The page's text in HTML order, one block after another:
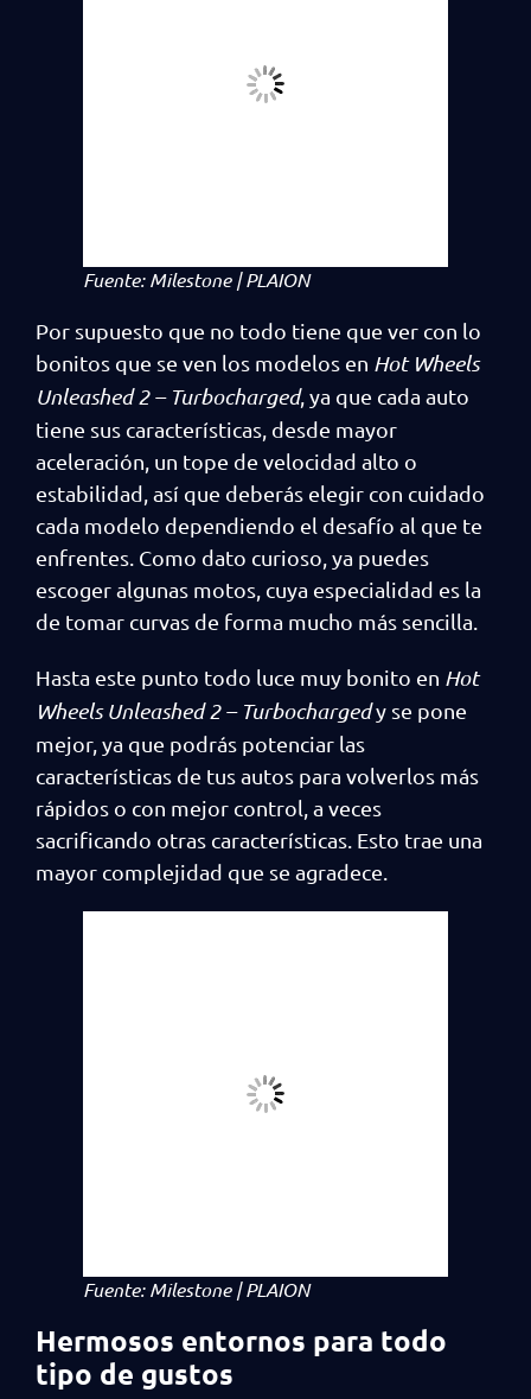
Fuente: Milestone | PLAION
Por supuesto que no todo tiene que ver con lo
bonitos que se ven los modelos en Hot Wheels
Unleashed 2 – Turbocharged, ya que cada auto
tiene sus características, desde mayor
aceleración, un tope de velocidad alto o
estabilidad, así que deberás elegir con cuidado
cada modelo dependiendo el desafío al que te
enfrentes. Como dato curioso, ya puedes
escoger algunas motos, cuya especialidad es la
de tomar curvas de forma mucho más sencilla.
Hasta este punto todo luce muy bonito en Hot
Wheels Unleashed 2 – Turbochargedy se pone
mejor, ya que podrás potenciar las
características de tus autos para volverlos más
rápidos o con mejor control, a veces
sacrificando otras características. Esto trae una
mayor complejidad que se agradece.
Fuente: Milestone | PLAION
Hermosos entornos para todo
tipo de gustos